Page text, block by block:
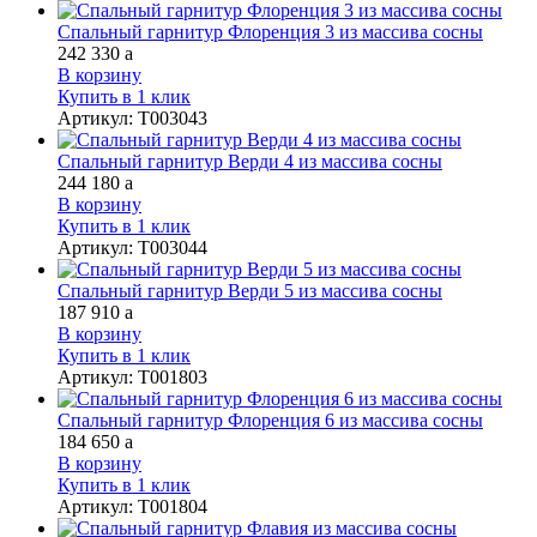
Спальный гарнитур Флоренция 3 из массива сосны
242 330 a
В корзину
Купить в 1 клик
Артикул: Т003043
Спальный гарнитур Верди 4 из массива сосны
244 180 a
В корзину
Купить в 1 клик
Артикул: Т003044
Спальный гарнитур Верди 5 из массива сосны
187 910 a
В корзину
Купить в 1 клик
Артикул: Т001803
Спальный гарнитур Флоренция 6 из массива сосны
184 650 a
В корзину
Купить в 1 клик
Артикул: Т001804